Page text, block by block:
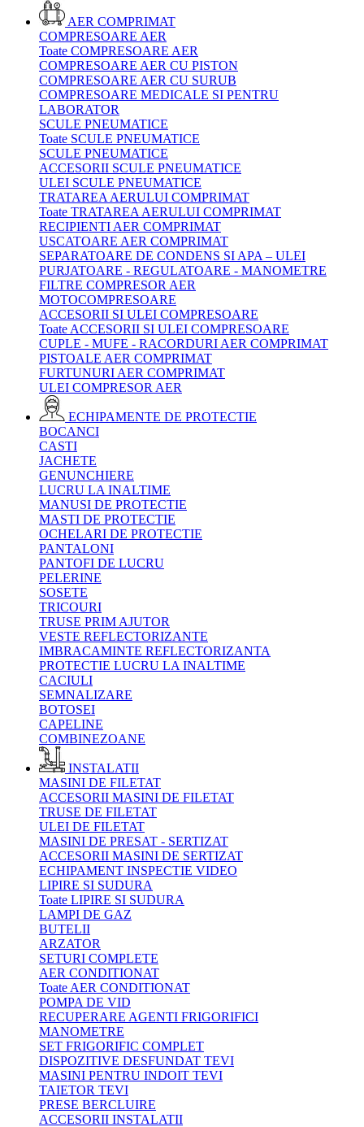
AER COMPRIMAT
COMPRESOARE AER
Toate COMPRESOARE AER
COMPRESOARE AER CU PISTON
COMPRESOARE AER CU SURUB
COMPRESOARE MEDICALE SI PENTRU
LABORATOR
SCULE PNEUMATICE
Toate SCULE PNEUMATICE
SCULE PNEUMATICE
ACCESORII SCULE PNEUMATICE
ULEI SCULE PNEUMATICE
TRATAREA AERULUI COMPRIMAT
Toate TRATAREA AERULUI COMPRIMAT
RECIPIENTI AER COMPRIMAT
USCATOARE AER COMPRIMAT
SEPARATOARE DE CONDENS SI APA – ULEI
PURJATOARE - REGULATOARE - MANOMETRE
FILTRE COMPRESOR AER
MOTOCOMPRESOARE
ACCESORII SI ULEI COMPRESOARE
Toate ACCESORII SI ULEI COMPRESOARE
CUPLE - MUFE - RACORDURI AER COMPRIMAT
PISTOALE AER COMPRIMAT
FURTUNURI AER COMPRIMAT
ULEI COMPRESOR AER
ECHIPAMENTE DE PROTECTIE
BOCANCI
CASTI
JACHETE
GENUNCHIERE
LUCRU LA INALTIME
MANUSI DE PROTECTIE
MASTI DE PROTECTIE
OCHELARI DE PROTECTIE
PANTALONI
PANTOFI DE LUCRU
PELERINE
SOSETE
TRICOURI
TRUSE PRIM AJUTOR
VESTE REFLECTORIZANTE
IMBRACAMINTE REFLECTORIZANTA
PROTECTIE LUCRU LA INALTIME
CACIULI
SEMNALIZARE
BOTOSEI
CAPELINE
COMBINEZOANE
INSTALATII
MASINI DE FILETAT
ACCESORII MASINI DE FILETAT
TRUSE DE FILETAT
ULEI DE FILETAT
MASINI DE PRESAT - SERTIZAT
ACCESORII MASINI DE SERTIZAT
ECHIPAMENT INSPECTIE VIDEO
LIPIRE SI SUDURA
Toate LIPIRE SI SUDURA
LAMPI DE GAZ
BUTELII
ARZATOR
SETURI COMPLETE
AER CONDITIONAT
Toate AER CONDITIONAT
POMPA DE VID
RECUPERARE AGENTI FRIGORIFICI
MANOMETRE
SET FRIGORIFIC COMPLET
DISPOZITIVE DESFUNDAT TEVI
MASINI PENTRU INDOIT TEVI
TAIETOR TEVI
PRESE BERCLUIRE
ACCESORII INSTALATII